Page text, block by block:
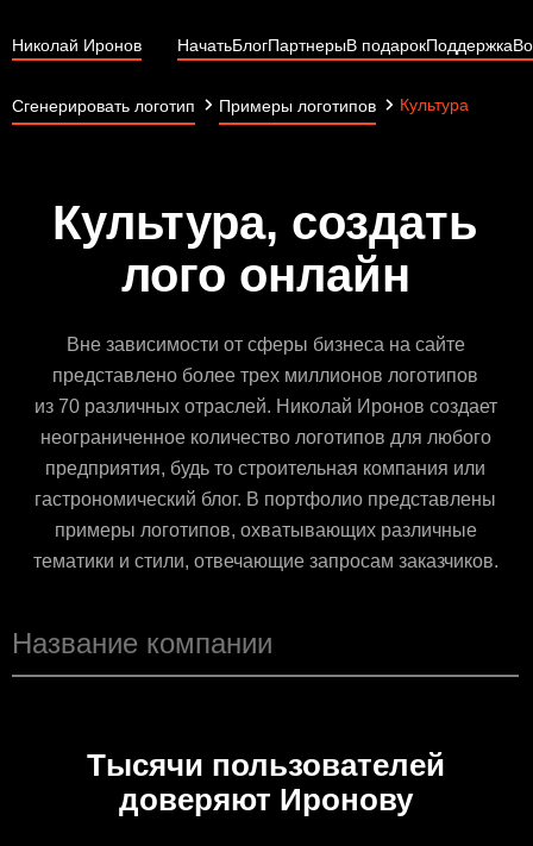
Николай Иронов НачатьБлогПартнерыВ подарокПоддержка
Сгенерировать логотип Примеры логотипов Культура
Культура, создать
лого онлайн
Вне зависимости от сферы бизнеса на сайте
представлено более трех миллионов логотипов
из 70 различных отраслей. Николай Иронов создает
неограниченное количество логотипов для любого
предприятия, будь то строительная компания или
гастрономический блог. В портфолио представлены
примеры логотипов, охватывающих различные
тематики и стили, отвечающие запросам заказчиков.
Тысячи пользователей
доверяют Иронову